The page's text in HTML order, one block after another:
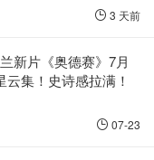
3 天前
新片《奥德赛》7月
集！史诗感拉满！
07-23